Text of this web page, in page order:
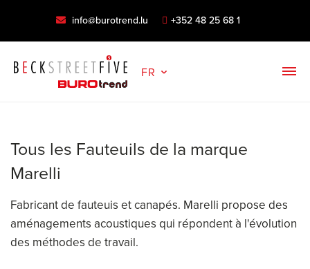
info@burotrend.lu +352 48 25 68 1
FR
Tous les Fauteuils de la marque
Marelli
Fabricant de fauteuis et canapés. Marelli propose des
aménagements acoustiques qui répondent à l'évolution
des méthodes de travail.